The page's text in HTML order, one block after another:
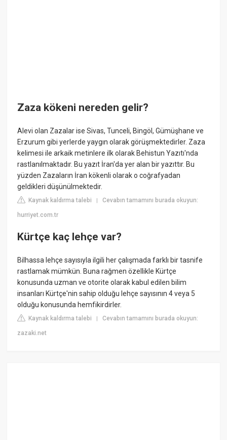
Zaza kökeni nereden gelir?
Alevi olan Zazalar ise Sivas, Tunceli, Bingöl, Gümüşhane ve
Erzurum gibi yerlerde yaygın olarak görüşmektedirler. Zaza
kelimesi ile arkaik metinlere ilk olarak Behistun Yazıtı'nda
rastlanılmaktadır. Bu yazıt İran'da yer alan bir yazıttır. Bu
yüzden Zazaların İran kökenli olarak o coğrafyadan
geldikleri düşünülmektedir.
Kaynak kaldırma talebi |Cevabın tamamını burada okuyun:
hurriyet.com.tr
Kürtçe kaç lehçe var?
Bilhassa lehçe sayısıyla ilgili her çalışmada farklı bir tasnife
rastlamak mümkün. Buna rağmen özellikle Kürtçe
konusunda uzman ve otorite olarak kabul edilen bilim
insanları Kürtçe'nin sahip olduğu lehçe sayısının 4 veya 5
olduğu konusunda hemfikirdirler.
Kaynak kaldırma talebi |Cevabın tamamını burada okuyun:
zazaki.net